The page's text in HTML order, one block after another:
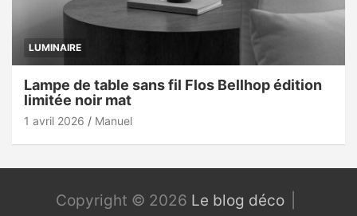
LUMINAIRE
Lampe de table sans fil Flos Bellhop édition
limitée noir mat
1 avril 2026 Manuel
Copyright © 2026 Le blog déco